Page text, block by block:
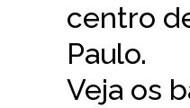
centro
Paulo.
Veja os